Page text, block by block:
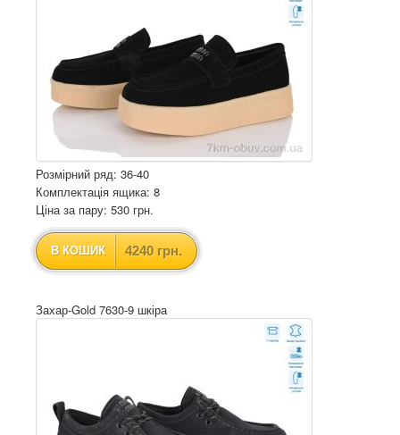
Розмірний ряд: 36-40
Комплектація ящика: 8
Ціна за пару: 530 грн.
В КОШИК 4240 грн.
Захар-Gold 7630-9 шкіра